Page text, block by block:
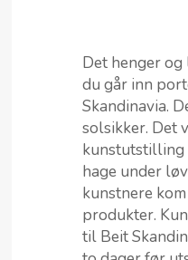
Det henger
du går inn
Skandinavia.
solsikker. Det
kunstutstilling
hage under
kunstnere
produkter.
til Beit